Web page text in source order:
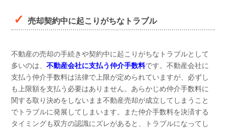
売却契約中に起こりがちなトラブル
不動産の売却の手続きや契約中に起こりがちなトラブルとして
多いのは、 不動産会社に支払う仲介手数料です。不動産会社に
支払う仲介手数料は法律で上限が定められていますが、必ずし
も上限額を支払う必要はありません。あらかじめ仲介手数料に
関する取り決めをしないまま不動産売却が成立してしまうこと
でトラブルに発展してしまいます。また仲介手数料を決済する
タイミングも双方の認識にズレがあると、トラブルになってし